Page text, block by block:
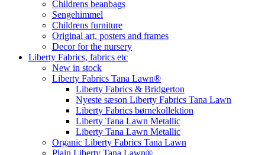
Childrens beanbags
Sengehimmel
Childrens furniture
Original art, posters and frames
Decor for the nursery
Liberty Fabrics, fabrics etc
New in stock
Liberty Fabrics Tana Lawn®
Liberty Fabrics & Bridgerton
Nyeste sæson Liberty Fabrics Tana Lawn
Liberty Fabrics børnekollektion
Liberty Tana Lawn Metallic
Liberty Tana Lawn Metallic
Organic Liberty Fabrics Tana Lawn
Plain Liberty Tana Lawn®